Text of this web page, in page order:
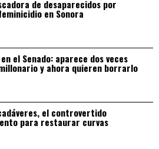
de desaparecidos por
en Sonora
el Senado: aparece dos veces
y ahora quieren borrarlo
el controvertido
para restaurar curvas